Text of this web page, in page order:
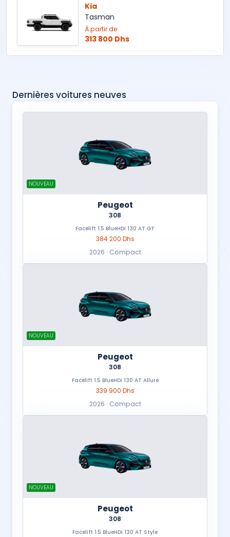
Kia
Tasman
À partir de
313 800 Dhs
Dernières voitures neuves
NOUVEAU
Peugeot
308
Facelift 1.5 BlueHDi 130 AT GT
384 200 Dhs
2026 · Compact
NOUVEAU
Peugeot
308
Facelift 1.5 BlueHDi 130 AT Allure
339 900 Dhs
2026 · Compact
NOUVEAU
Peugeot
308
Facelift 1.5 BlueHDi 130 AT Style